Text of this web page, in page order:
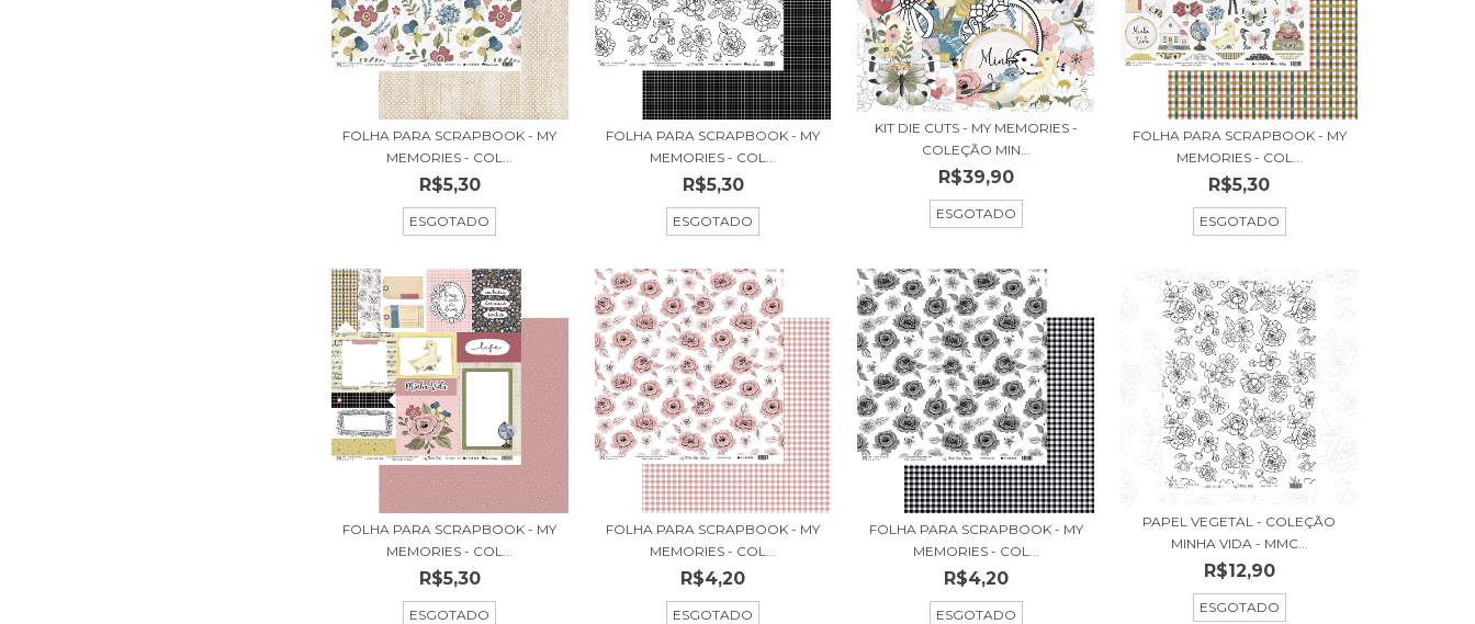
FOLHA PARA SCRAPBOOK - MY
MEMORIES - COL...
R$5,30
ESGOTADO
FOLHA PARA SCRAPBOOK - MY
MEMORIES - COL...
R$5,30
ESGOTADO
KIT DIE CUTS - MY MEMORIES -
COLEÇÃO MIN...
R$39,90
ESGOTADO
FOLHA PARA SCRAPBOOK - MY
MEMORIES - COL...
R$5,30
ESGOTADO
FOLHA PARA SCRAPBOOK - MY
MEMORIES - COL...
R$5,30
ESGOTADO
FOLHA PARA SCRAPBOOK - MY
MEMORIES - COL...
R$4,20
ESGOTADO
FOLHA PARA SCRAPBOOK - MY
MEMORIES - COL...
R$4,20
ESGOTADO
PAPEL VEGETAL - COLEÇÃO
MINHA VIDA - MMC...
R$12,90
ESGOTADO